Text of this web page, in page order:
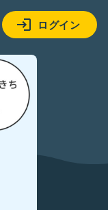
ログイン